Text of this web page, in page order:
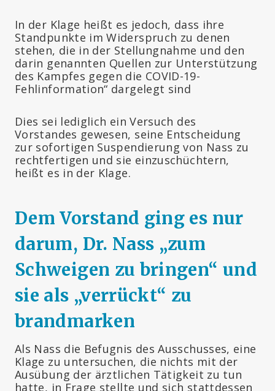
In der Klage heißt es jedoch, dass ihre
Standpunkte im Widerspruch zu denen
stehen, die in der Stellungnahme und den
darin genannten Quellen zur Unterstützung
des Kampfes gegen die COVID-19-
Fehlinformation“ dargelegt sind
Dies sei lediglich ein Versuch des
Vorstandes gewesen, seine Entscheidung
zur sofortigen Suspendierung von Nass zu
rechtfertigen und sie einzuschüchtern,
heißt es in der Klage.
Dem Vorstand ging es nur
darum, Dr. Nass „zum
Schweigen zu bringen“ und
sie als „verrückt“ zu
brandmarken
Als Nass die Befugnis des Ausschusses, eine
Klage zu untersuchen, die nichts mit der
Ausübung der ärztlichen Tätigkeit zu tun
hatte, in Frage stellte und sich stattdessen